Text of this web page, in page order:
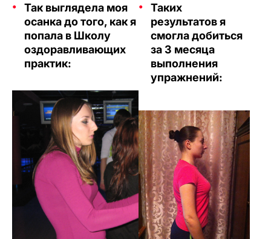
Так выглядела моя
осанка до того, как я
попала в Школу
оздоравливающих
практик:
Таких
результатов я
смогла добиться
за 3 месяца
выполнения
упражнений: